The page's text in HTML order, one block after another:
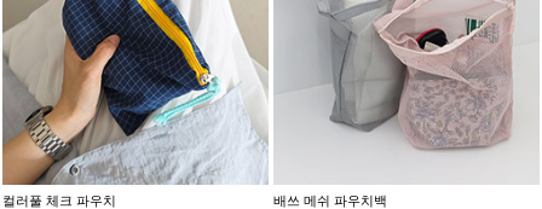
컬러풀 체크 파우치
배쓰 메쉬 파우치백